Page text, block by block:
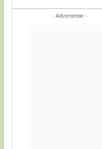
- Advertentie -